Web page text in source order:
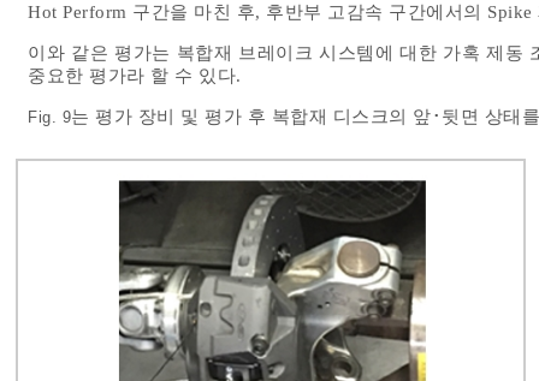
Hot Perform 구간을 마친 후, 후반부 고감속 구간에서의
이와 같은 평가는 복합재 브레이크 시스템에 대한 가혹 제동
중요한 평가라 할 수 있다.
Fig. 9는 평가 장비 및 평가 후 복합재 디스크의 앞･뒷면 상태